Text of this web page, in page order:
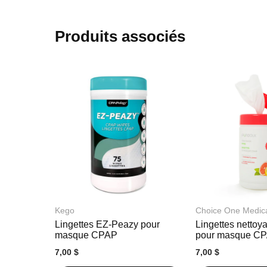
la
Galerie
Produits associés
Kego
Lingettes EZ-Peazy pour
masque CPAP
7,00 $
Choice One
Lingettes
pour masque
7,00 $